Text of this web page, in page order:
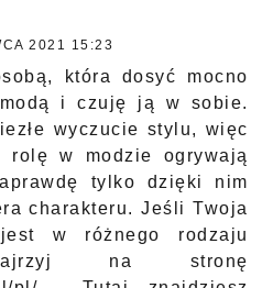
2021 15:23
która dosyć mocno
i czuję ją w sobie.
wyczucie stylu, więc
rolę w modzie ogrywają
tylko dzięki nim
charakteru. Jeśli Twoja
w różnego rodzaju
na stronę